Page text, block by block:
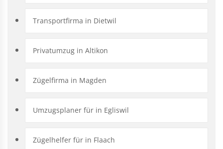
Transportfirma in Dietwil
Privatumzug in Altikon
Zügelfirma in Magden
Umzugsplaner für in Egliswil
Zügelhelfer für in Flaach